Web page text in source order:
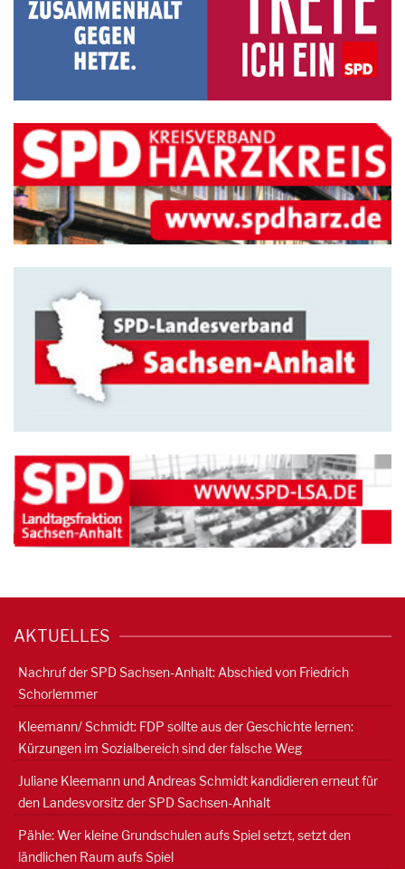
AKTUELLES
Nachruf der SPD Sachsen-Anhalt: Abschied von Friedrich
Schorlemmer
Kleemann/ Schmidt: FDP sollte aus der Geschichte lernen:
Kürzungen im Sozialbereich sind der falsche Weg
Juliane Kleemann und Andreas Schmidt kandidieren erneut für
den Landesvorsitz der SPD Sachsen-Anhalt
Pähle: Wer kleine Grundschulen aufs Spiel setzt, setzt den
ländlichen Raum aufs Spiel